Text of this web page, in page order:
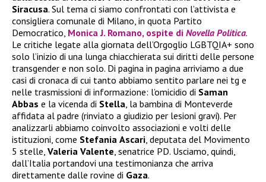
Siracusa. Sul tema ci siamo confrontati con l’attivista e
consigliera comunale di Milano, in quota Partito
Democratico, Monica J. Romano, ospite di Novella Politica.
Le critiche legate alla giornata dell’Orgoglio LGBTQIA+ sono
solo l’inizio di una lunga chiacchierata sui diritti delle persone
transgender e non solo. Di pagina in pagina arriviamo a due
casi di cronaca di cui tanto abbiamo sentito parlare nei tg e
nelle trasmissioni di informazione: l’omicidio di Saman
Abbas e la vicenda di Stella, la bambina di Monteverde
affidata al padre (rinviato a giudizio per lesioni gravi). Per
analizzarli abbiamo coinvolto associazioni e volti delle
istituzioni, come Stefania Ascari, deputata del Movimento
5 stelle, Valeria Valente, senatrice PD. Usciamo, quindi,
dall’Italia portandovi una testimonianza che arriva
direttamente dalle rovine di Gaza.